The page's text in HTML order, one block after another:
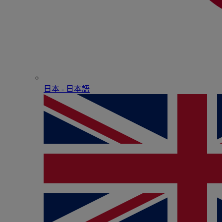
日本 - ⽇本語